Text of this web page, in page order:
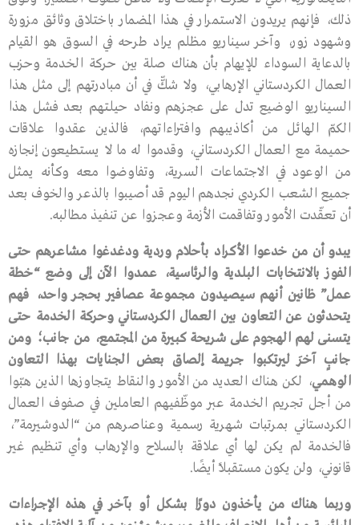
ذلك، فإنهم يريدون الاستمرار في هذا المضمار باختلاق وثائق مزورة
وشهود زور، وآخر سيناريو مظلم يراد طرحه في السوق هو القيام
بالدعاية السوداء للإيهام بأن هناك صلة بين حركة الخدمة وحزب
العمال الكردستاني الإرهابي، ولا شكّّ في أن مبادرتهم إلى مثل هذا
السيناريو الوضيع تدل على عجزهم ونفاد حيلتهم بعد فشل هذا
الكمّ الهائل من أكاذيبهم وافتراءاتهم، فالذين عقدوا علاقات
حميمة مع العمال الكردستاني، وقدموا له ما لا يستطيعون إنجازه
من الوعود في الاجتماعات السرية، وتفاوضوا معه وكأنه يمثل
جميع الشعب الكردي نجدهم اليوم قد أصيبوا بالذعر والخوف بعد
أن تعقّدت الأمور وتفاقمت الأزمة وعجزوا عن تنفيذ مطالبه.
يبدو أن من خدعوا الأكراد بأحلام وردية ودغدغوا مشاعرهم حتى
الفوز بالانتخابات البلدية والرئاسية، عمدوا الآن إلى وضع “خطة
عمل”ظانين أنهم سيصيدون مجموعة عصافير بحجر واحد، فهم
يتحدثون عن التعاون بين العمال الكردستاني وحركة الخدمة حتى
يتسنى لهم الهجوم على شريحة كبيرة من المجتمع، من جانب؛ ومن
جانبٍ آخرَ ليرتكبوا جريمة إلصاق بعض الجنايات بهذا التعاون
الوهمي، لكن هناك العديد من الأمور والنقاط يتجاوزها الذين هبّوا
من أجل تجريم الخدمة عبر موظّفيهم العاملين في صفوف العمال
الكردستاني بمرتبات شهرية رسمية وعناصرهم من “الدوشيرمة”،
فالخدمة لم يكن لها أي علاقة بالسلاح والإرهاب وأي تنظيم غير
قانوني، ولن يكون مستقبلًا أيضًا.
وربما هناك من يأخذون دورًا بشكل أو بآخر في هذه الإجراءات